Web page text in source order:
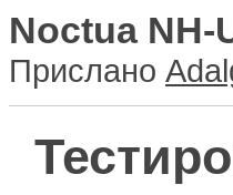
Noctua NH-
Прислано